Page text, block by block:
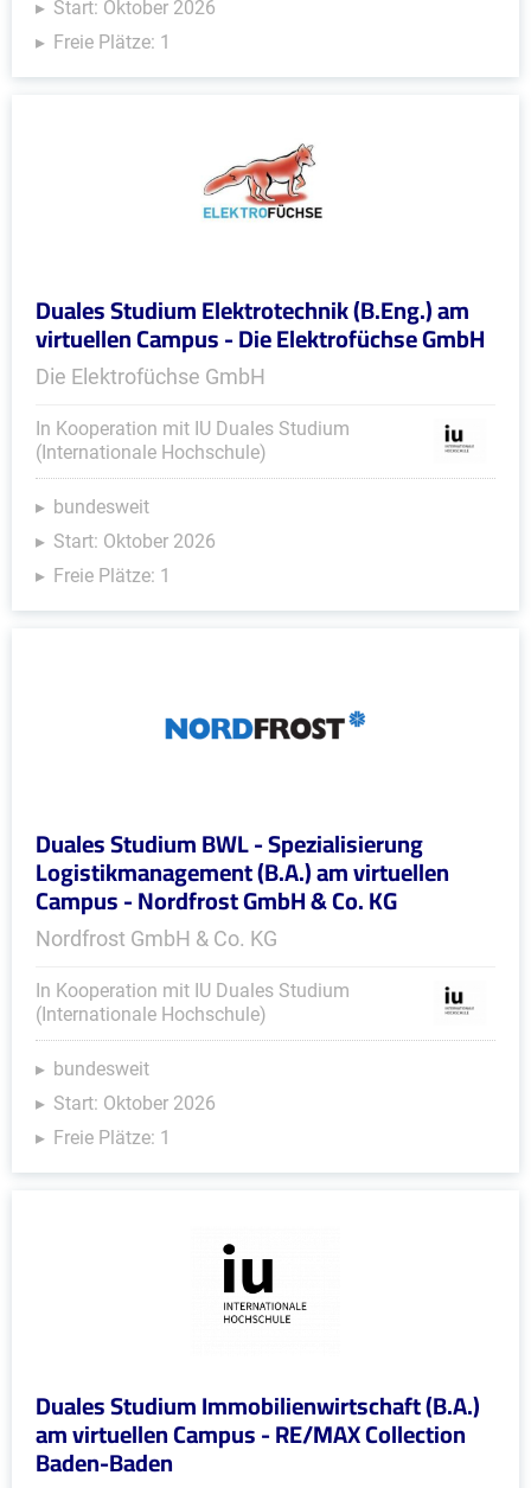
Start: Oktober 2026
Freie Plätze: 1
Duales Studium Elektrotechnik (B.Eng.) am
virtuellen Campus - Die Elektrofüchse GmbH
Die Elektrofüchse GmbH
In Kooperation mit IU Duales Studium
(Internationale Hochschule)
bundesweit
Start: Oktober 2026
Freie Plätze: 1
Duales Studium BWL - Spezialisierung
Logistikmanagement (B.A.) am virtuellen
Campus - Nordfrost GmbH & Co. KG
Nordfrost GmbH & Co. KG
In Kooperation mit IU Duales Studium
(Internationale Hochschule)
bundesweit
Start: Oktober 2026
Freie Plätze: 1
Duales Studium Immobilienwirtschaft (B.A.)
am virtuellen Campus - RE/MAX Collection
Baden-Baden